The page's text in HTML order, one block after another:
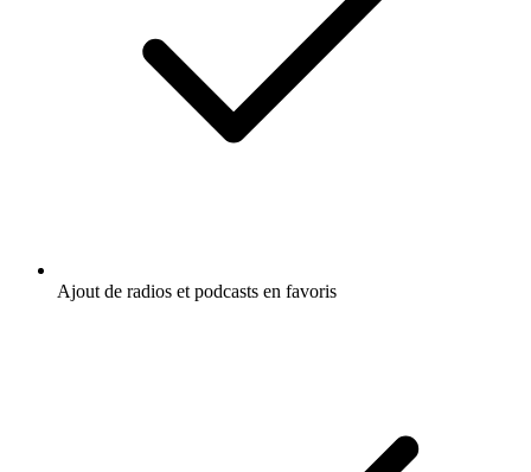
Ajout de radios et podcasts en favoris